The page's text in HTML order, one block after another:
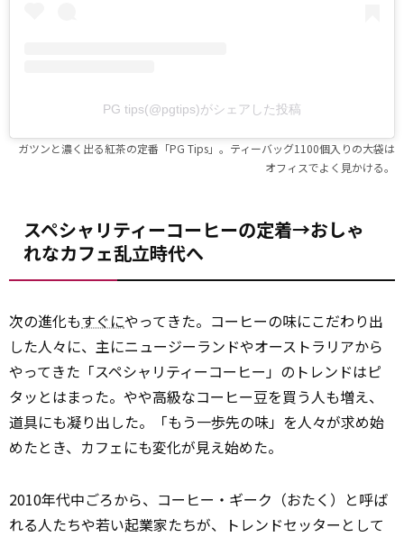
PG tips(@pgtips)がシェアした投稿
ガツンと濃く出る紅茶の定番「PG Tips」。ティーバッグ1100個入りの大袋は
オフィスでよく見かける。
スペシャリティーコーヒーの定着→おしゃ
れなカフェ乱立時代へ
次の進化もすぐにやってきた。コーヒーの味にこだわり出
した人々に、主にニュージーランドやオーストラリアから
やってきた「スペシャリティーコーヒー」のトレンドはピ
タッとはまった。やや高級なコーヒー豆を買う人も増え、
道具にも凝り出した。「もう一歩先の味」を人々が求め始
めたとき、カフェにも変化が見え始めた。
2010年代中ごろから、コーヒー・ギーク（おたく）と呼ば
れる人たちや若い起業家たちが、トレンドセッターとして